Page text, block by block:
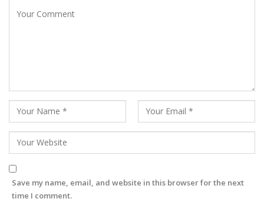
Save my name, email, and website in this browser for the next
time I comment.